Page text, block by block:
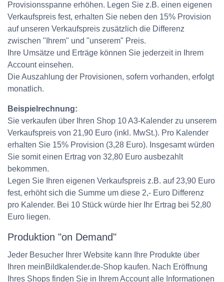
Provisionsspanne erhöhen. Legen Sie z.B. einen eigenen
Verkaufspreis fest, erhalten Sie neben den 15% Provision
auf unseren Verkaufspreis zusätzlich die Differenz
zwischen "Ihrem" und "unserem" Preis.
Ihre Umsätze und Erträge können Sie jederzeit in Ihrem
Account einsehen.
Die Auszahlung der Provisionen, sofern vorhanden, erfolgt
monatlich.
Beispielrechnung:
Sie verkaufen über Ihren Shop 10 A3-Kalender zu unserem
Verkaufspreis von 21,90 Euro (inkl. MwSt.). Pro Kalender
erhalten Sie 15% Provision (3,28 Euro). Insgesamt würden
Sie somit einen Ertrag von 32,80 Euro ausbezahlt
bekommen.
Legen Sie Ihren eigenen Verkaufspreis z.B. auf 23,90 Euro
fest, erhöht sich die Summe um diese 2,- Euro Differenz
pro Kalender. Bei 10 Stück würde hier Ihr Ertrag bei 52,80
Euro liegen.
Produktion "on Demand"
Jeder Besucher Ihrer Website kann Ihre Produkte über
Ihren meinBildkalender.de-Shop kaufen. Nach Eröffnung
Ihres Shops finden Sie in Ihrem Account alle Informationen